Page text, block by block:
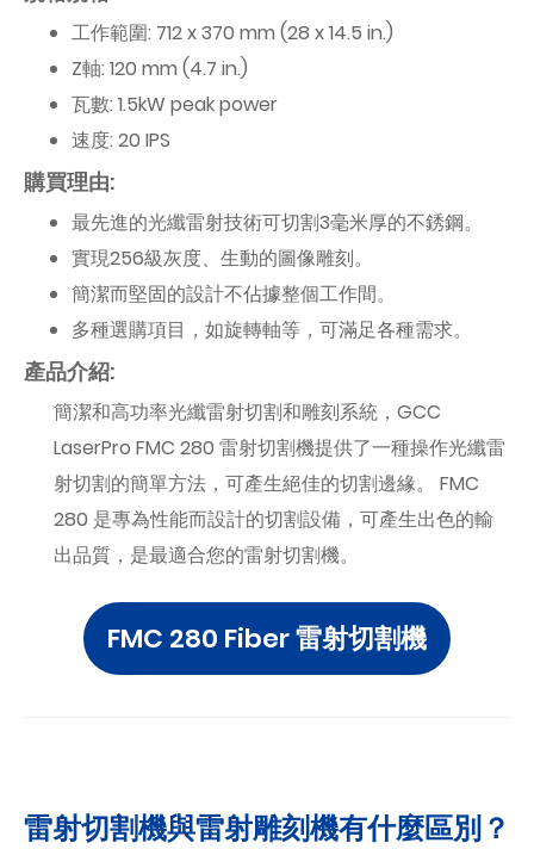
工作範圍: 712 x 370 mm (28 x 14.5 in.)
Z軸: 120 mm (4.7 in.)
瓦數: 1.5kW peak power
速度: 20 IPS
購買理由:
最先進的光纖雷射技術可切割3毫米厚的不銹鋼。
實現256級灰度、生動的圖像雕刻。
簡潔而堅固的設計不佔據整個工作間。
多種選購項目，如旋轉軸等，可滿足各種需求。
產品介紹:
簡潔和高功率光纖雷射切割和雕刻系統，GCC
LaserPro FMC 280 雷射切割機提供了一種操作光纖雷
射切割的簡單方法，可產生絕佳的切割邊緣。 FMC
280 是專為性能而設計的切割設備，可產生出色的輸
出品質，是最適合您的雷射切割機。
FMC 280 Fiber 雷射切割機
雷射切割機與雷射雕刻機有什麼區別？